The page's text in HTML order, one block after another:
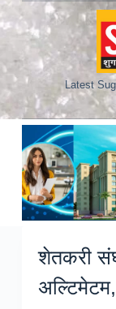
Skip
to
Latest
शेतकरी